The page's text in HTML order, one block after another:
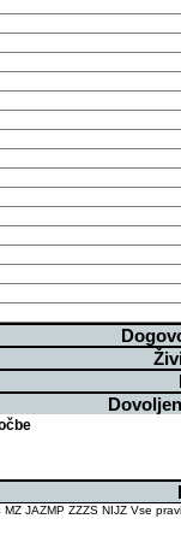
JAZMP ZZZS NIJZ Vse